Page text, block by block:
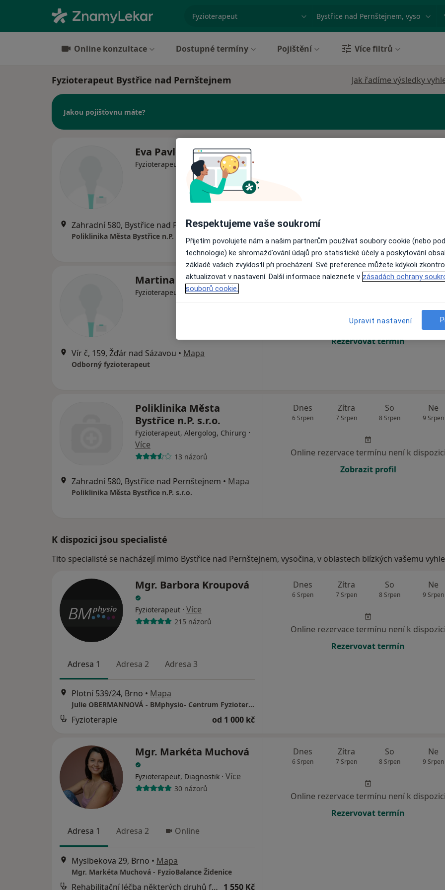
Město nebo region
Online konzultace Dostupné termíny Pojištění Více filtrů
Fyzioterapeut Bystřice nad Pernštejnem Jak řadíme výsledky
Jakou pojišťovnu máte?
Eva Pavlosková
Fyzioterapeut, Neurolog
Zahradní 580, Bystřice nad Pernštejnem •Mapa
Poliklinika Města Bystřice n.P. s.r.o.
Martina Bartošová
Fyzioterapeut
Vír č, 159, Žďár nad Sázavou • Mapa
Odborný fyzioterapeut
Dnes Zítra So Ne
Online rezervace termínu není k dispozici
Rezervovat termín
Poliklinika Města
Bystřice n.P. s.r.o.
Fyzioterapeut, Alergolog, Chirurg ·
Více
13 názorů
Zahradní 580, Bystřice nad Pernštejnem • Mapa
Poliklinika Města Bystřice n.P. s.r.o.
Dnes
6 Srpen
Zítra
7 Srpen
So
8 Srpen
Ne
9 Srpen
Online rezervace termínu není k dispozici
Zobrazit profil
K dispozici jsou specialisté
Tito specialisté se nacházejí mimo Bystřice nad Pernštejnem, vysočina, v oblastech blízkých vašemu
Mgr. Barbora Kroupová
Fyzioterapeut · Více
215 názorů
Adresa 1 Adresa 2 Adresa 3
Plotní 539/24, Brno • Mapa
Julie OBERMANNOVÁ - BMphysio- Centrum Fyzioterapie
Fyzioterapie od 1 000 kč
Dnes
6 Srpen
Zítra
7 Srpen
So
8 Srpen
Ne
9 Srpen
Online rezervace termínu není k dispozici
Rezervovat termín
Mgr. Markéta Muchová
Fyzioterapeut, Diagnostik · Více
30 názorů
Adresa 1 Adresa 2 Online
Myslbekova 29, Brno • Mapa
Mgr. Markéta Muchová - FyzioBalance Židenice
Rehabilitační léčba některých druhů funkční sterility metodou L. Mojžíšové 1 550 Kč
Dnes
6 Srpen
Zítra
7 Srpen
So
8 Srpen
Ne
9 Srpen
Online rezervace termínu není k dispozici
Rezervovat termín
Respektujeme vaše soukromí
Přijetím povolujete nám a našim partnerům používat soubory cookie (nebo
technologie) ke shromažďování údajů pro statistické účely a poskytování
základě vašich zvyklostí při procházení. Své preference můžete kdykoli
aktualizovat v nastavení. Další informace naleznete v zásadách ochrany
souborů cookie.
Upravit nastavení